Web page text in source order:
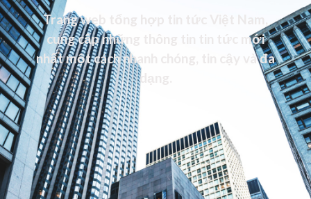
Trang web tổng hợp tin tức Việt Nam,
cung cấp những thông tin tin tức mới
nhất một cách nhanh chóng, tin cậy và đa
dạng.